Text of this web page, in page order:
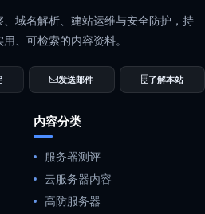
域名解析、建站运维与安全防护，持
、可检索的内容资料。
发送邮件 了解本站
内容分类
服务器测评
云服务器内容
高防服务器